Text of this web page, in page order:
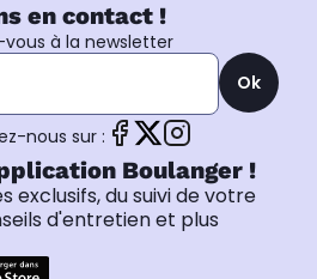
en contact !
vous à la newsletter
Ok
nous sur :
Boulanger !
exclusifs, du suivi de votre
d'entretien et plus